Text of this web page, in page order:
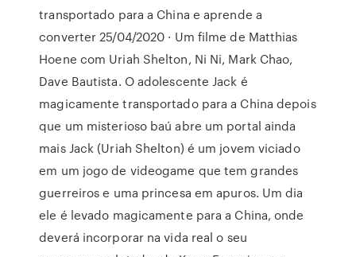
transportado para a China e aprende a
converter 25/04/2020 · Um filme de Matthias
Hoene com Uriah Shelton, Ni Ni, Mark Chao,
Dave Bautista. O adolescente Jack é
magicamente transportado para a China depois
que um misterioso baú abre um portal ainda
mais Jack (Uriah Shelton) é um jovem viciado
em um jogo de videogame que tem grandes
guerreiros e uma princesa em apuros. Um dia
ele é levado magicamente para a China, onde
deverá incorporar na vida real o seu